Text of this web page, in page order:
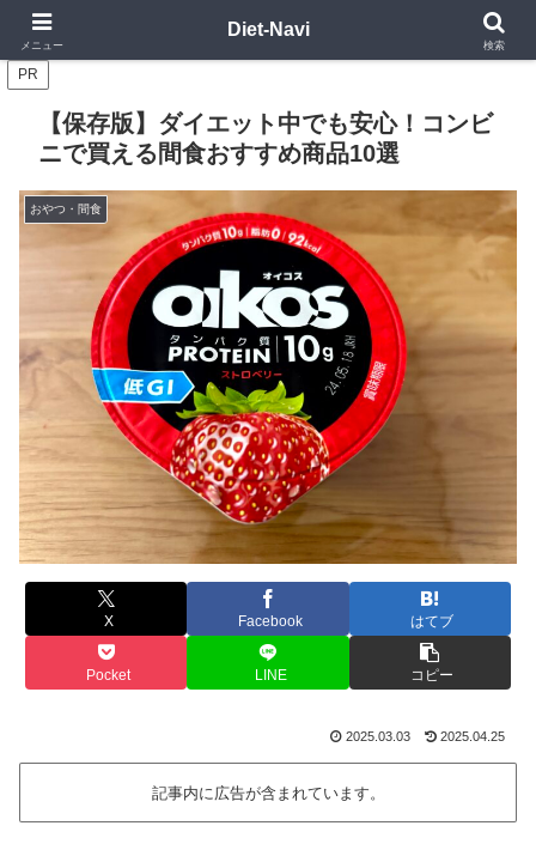
8か月で10kg減！筋トレ＋食事管理で健康的に痩せる方法
PR
【保存版】ダイエット中でも安心！コンビ
ニで買える間食おすすめ商品10選
おやつ・間食
X Facebook はてブ
Pocket LINE コピー
2025.03.03 2025.04.25
記事内に広告が含まれています。
メニュー
Diet-Navi
検索